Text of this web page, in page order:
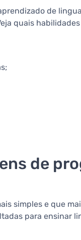
de
quais
de
simples e que
para ensinar